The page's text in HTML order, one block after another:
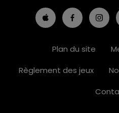
Plan du site
Règlement des jeux